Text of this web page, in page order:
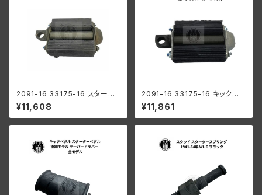
2091-16 33175-16 スタータ
ーペダル キックペダル 自転車タ
イプ ハーレーダビッドソン 1916
-52年 全モデル パーカーライズ
¥11,608
2091-16 33175-16 キックペ
ダル スターターペダル 自転車モ
デル ハーレーダビッドソン 1916
-52年 全モデル 白メッキ / パー
¥11,861